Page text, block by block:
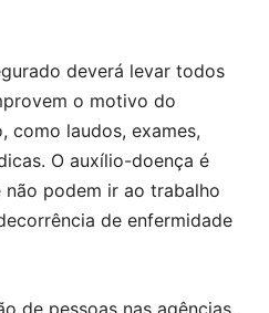
deverá levar todos
o motivo do
como laudos, exames,
O auxílio-doença é
podem ir ao trabalho
de enfermidade
de pessoas nas agências,